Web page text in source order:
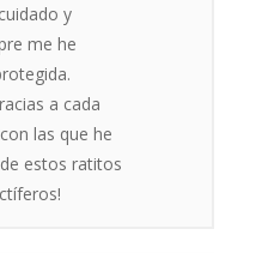
y
me he
a cada
las que he
estos ratitos